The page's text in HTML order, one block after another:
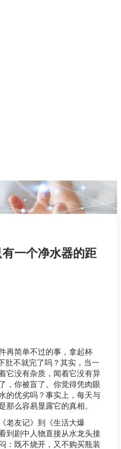
一个净水器的距
再简单不过的事，拿起杯
肚不就完了吗？其实，当一
它没有杂质，闻着它没有异
你被盲了。你觉得凭肉眼
的优劣吗？事实上，每天与
那么容易显露它的真相。
老友记》到《生活大爆
到剧中人物直接从水龙头接
：既不烧开，又不购买瓶装